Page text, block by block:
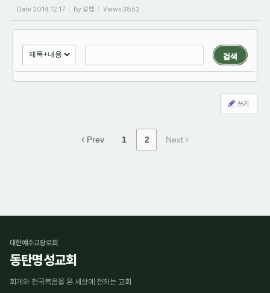
Date 2014.12.17 By갈렙 Views 3852
검색
쓰기
Prev 1 2 Next
대한예수교장로회
동탄명성교회
회개와 천국복음을 온 세상에 전하는 교회